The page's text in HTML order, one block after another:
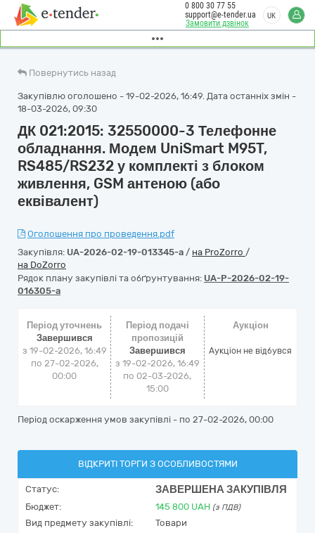
Замовити дзвінок
0 800 30 77 55
support@e-tender.ua
UK
Повернутись назад
Закупівлю оголошено - 19-02-2026, 16:49. Дата останніх змін -
18-03-2026, 09:30
ДК 021:2015: 32550000-3 Телефонне
обладнання. Модем UniSmart M95T,
RS485/RS232 у комплекті з блоком
живлення, GSM антеною (або
еквівалент)
Оголошення про проведення.pdf
Закупівля: UA-2026-02-19-013345-a / на ProZorro /
на DoZorro
Рядок плану закупівлі та обґрунтування: UA-P-2026-02-19-
016305-a
Період уточнень
Завершився
з 19-02-2026, 16:49
по 27-02-2026,
00:00
Період подачі
пропозицій
Завершився
з 19-02-2026, 16:49
по 02-03-2026,
15:00
Аукціон
Аукціон не відбувся
Період оскарження умов закупівлі - по 27-02-2026, 00:00
ВІДКРИТІ ТОРГИ З ОСОБЛИВОСТЯМИ
Статус: ЗАВЕРШЕНА ЗАКУПІВЛЯ
Бюджет: 145 800 UAH (з ПДВ)
Вид предмету закупівлі:
Товари